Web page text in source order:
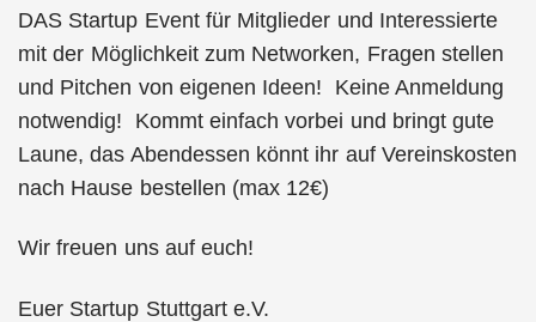
DAS Startup Event für Mitglieder und Interessierte
mit der Möglichkeit zum Networken, Fragen stellen
und Pitchen von eigenen Ideen! Keine Anmeldung
notwendig! Kommt einfach vorbei und bringt gute
Laune, das Abendessen könnt ihr auf Vereinskosten
nach Hause bestellen (max 12€)
Wir freuen uns auf euch!
Euer Startup Stuttgart e.V.